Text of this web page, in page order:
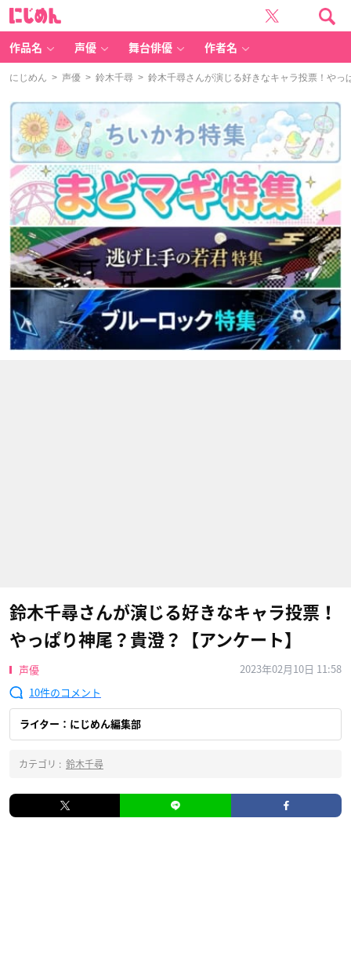
作品名 声優 舞台俳優 作者名
にじめん > 声優 > 鈴木千尋 > 鈴木千尋さんが演じる好きなキャラ投票！やっ
鈴木千尋さんが演じる好きなキャラ投票！
やっぱり神尾？貴澄？【アンケート】
声優
2023年02月10日 11:58
10
ライター：にじめん編集部
カテゴリ : 鈴木千尋